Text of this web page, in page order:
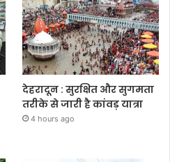
देहरादून : सुरक्षित और सुगमता
तरीके से जारी है कांवड़ यात्रा
4 hours ago